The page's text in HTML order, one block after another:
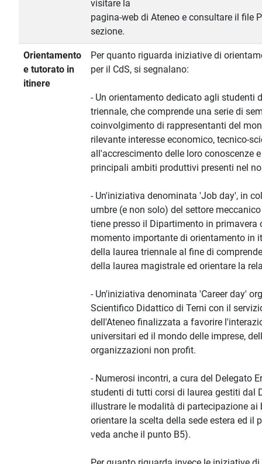
visitare la
pagina-web di Ateneo e consultare il file
sezione.
Orientamento
e tutorato in
itinere
Per quanto riguarda iniziative di
per il CdS, si segnalano:
- Un orientamento dedicato agli studenti
triennale, che comprende una serie di
coinvolgimento di rappresentanti del
rilevante interesse economico, tecnico-
all'accrescimento delle loro conoscenze
principali ambiti produttivi presenti nel
- Un'iniziativa denominata 'Job day', in
umbre (e non solo) del settore
tiene presso il Dipartimento in primavera
momento importante di orientamento in
della laurea triennale al fine di
della laurea magistrale ed orientare la
- Un'iniziativa denominata 'Career day'
Scientifico Didattico di Terni con il
dell'Ateneo finalizzata a favorire
universitari ed il mondo delle imprese,
organizzazioni non profit.
- Numerosi incontri, a cura del Delegato
studenti di tutti corsi di laurea gestiti dal
illustrare le modalità di partecipazione ai
orientare la scelta della sede estera ed il
veda anche il punto B5).